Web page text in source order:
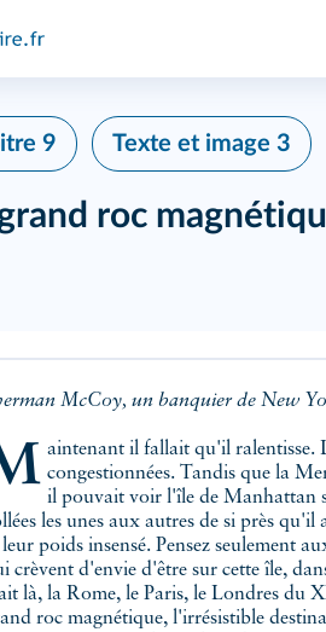
9 Texte et image 3
roc
McCoy, un banquier de New
Les quatre voies étaient congestionnées. Tandis que la
il pouvait voir l'île de Manhattan
aux autres de si près qu'il avait l'impression de sentir leur masse
poids insensé. Pensez seulement
crèvent d'envie d'être sur cette île,
était là, la Rome, le Paris, le Londres du
l'irrésistible destination de tous ceux qui veulent être là